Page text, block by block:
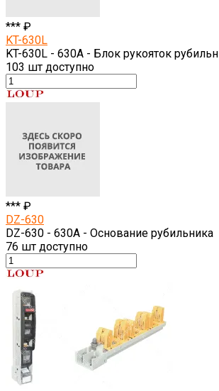
*** ₽
KT-630L
KT-630L - 630A - Блок рукояток
103 шт доступно
*** ₽
DZ-630
DZ-630 - 630A - Основание рубильника
76 шт доступно